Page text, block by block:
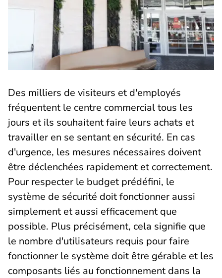
Des milliers de visiteurs et d'employés
fréquentent le centre commercial tous les
jours et ils souhaitent faire leurs achats et
travailler en se sentant en sécurité. En cas
d'urgence, les mesures nécessaires doivent
être déclenchées rapidement et correctement.
Pour respecter le budget prédéfini, le
système de sécurité doit fonctionner aussi
simplement et aussi efficacement que
possible. Plus précisément, cela signifie que
le nombre d'utilisateurs requis pour faire
fonctionner le système doit être gérable et les
composants liés au fonctionnement dans la